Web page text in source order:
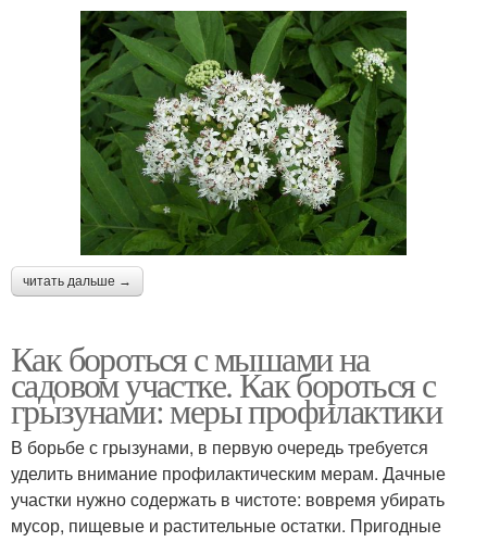
читать дальше →
Как бороться с мышами на
садовом участке. Как бороться с
грызунами: меры профилактики
В борьбе с грызунами, в первую очередь требуется
уделить внимание профилактическим мерам. Дачные
участки нужно содержать в чистоте: вовремя убирать
мусор, пищевые и растительные остатки. Пригодные